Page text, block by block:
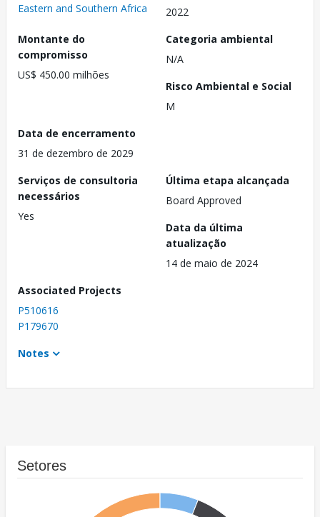
Eastern and Southern Africa
2022
Montante do
compromisso
US$ 450.00 milhões
Categoria ambiental
N/A
Risco Ambiental e Social
M
Data de encerramento
31 de dezembro de 2029
Serviços de consultoria
necessários
Yes
Última etapa alcançada
Board Approved
Data da última
atualização
14 de maio de 2024
Associated Projects
P510616
P179670
Notes
Setores